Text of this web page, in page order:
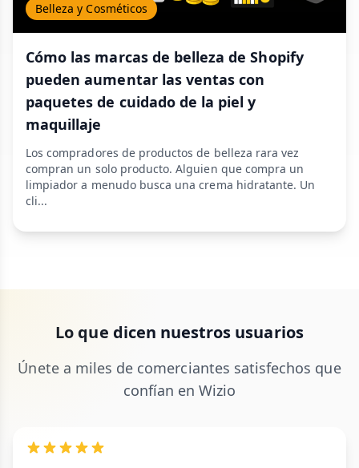
Belleza y Cosméticos
Cómo las marcas de belleza de Shopify
pueden aumentar las ventas con
paquetes de cuidado de la piel y
maquillaje
Los compradores de productos de belleza rara vez
compran un solo producto. Alguien que compra un
limpiador a menudo busca una crema hidratante. Un
cli...
Lo que dicen nuestros usuarios
Únete a miles de comerciantes satisfechos que
confían en Wizio